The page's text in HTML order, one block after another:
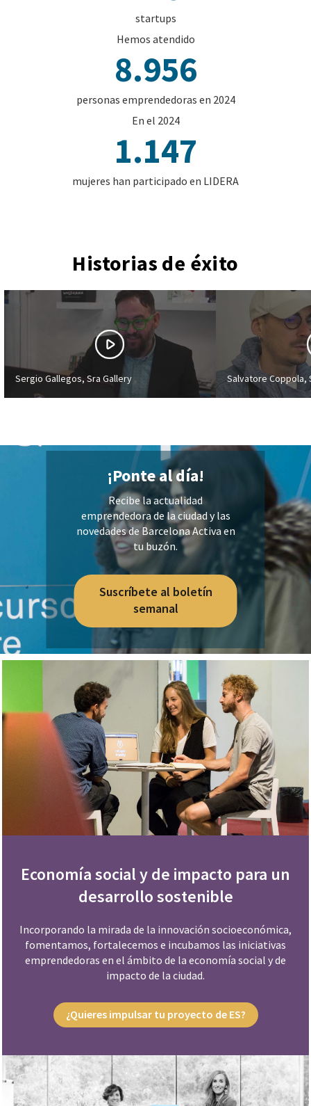
startups
Hemos atendido
8.956
personas emprendedoras en 2024
En el 2024
1.147
mujeres han participado en LIDERA
Historias de éxito
Sergio Gallegos, Sra Gallery Salvatore Coppola,
¡Ponte al día!
Recibe la actualidad
emprendedora de la ciudad y las
novedades de Barcelona Activa en
tu buzón.
Suscríbete al boletín
semanal
Economía social y de impacto para un
desarrollo sostenible
Incorporando la mirada de la innovación socioeconómica,
fomentamos, fortalecemos e incubamos las iniciativas
emprendedoras en el ámbito de la economía social y de
impacto de la ciudad.
¿Quieres impulsar tu proyecto de ES?